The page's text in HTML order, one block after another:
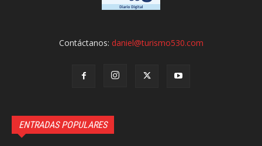
Contáctanos: daniel@turismo530.com
ENTRADAS POPULARES